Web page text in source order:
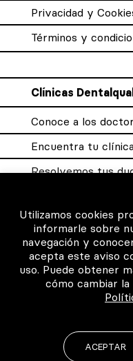
Privacidad y
Términos y
Clínicas
Conoce a los
Encuentra tu clínica
Resolvemos tus
Para los
Consigue tu
Intranet clínicas
Música para los
Utilizamos cookies
informarle sobre
navegación y
acepta este aviso
uso. Puede obtener
cómo cambiar
ACEPTAR